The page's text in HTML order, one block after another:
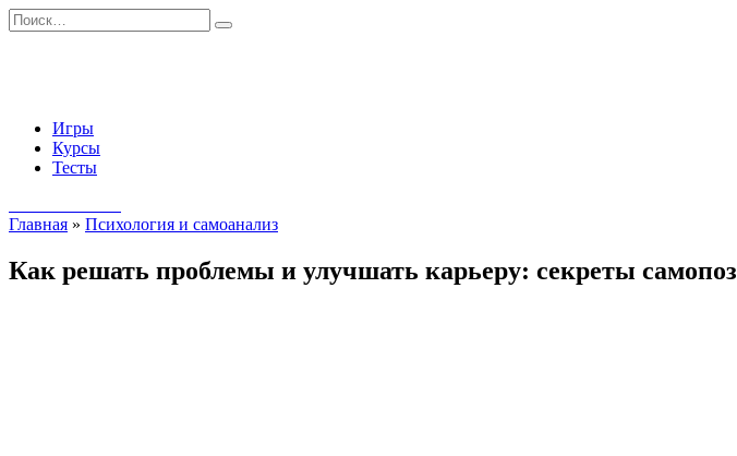
Перейти
к
Search
for:
Игры
Курсы
Тесты
Главная » Психология и самоанализ
Как решать проблемы и улучшать карьеру: секреты